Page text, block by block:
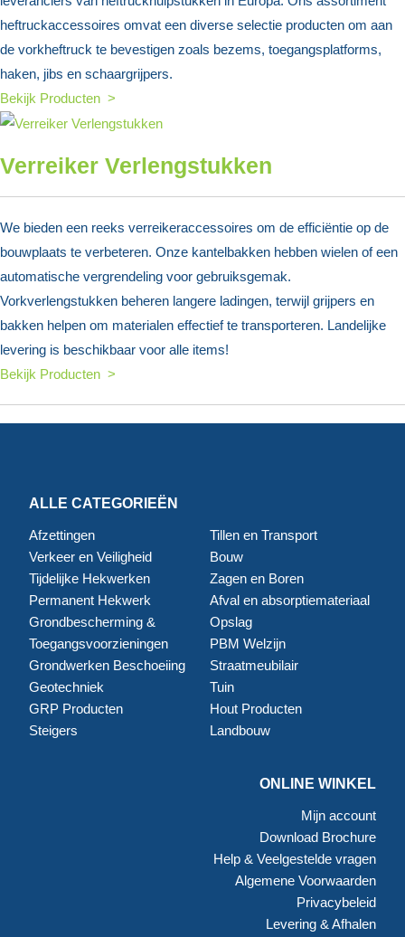
heftruckaccessoires omvat een diverse selectie producten om aan
de vorkheftruck te bevestigen zoals bezems, toegangsplatforms,
haken, jibs en schaargrijpers.
Bekijk Producten >
Verreiker Verlengstukken
We bieden een reeks verreikeraccessoires om de efficiëntie op de
bouwplaats te verbeteren. Onze kantelbakken hebben wielen of een
automatische vergrendeling voor gebruiksgemak.
Vorkverlengstukken beheren langere ladingen, terwijl grijpers en
bakken helpen om materialen effectief te transporteren. Landelijke
levering is beschikbaar voor alle items!
Bekijk Producten >
ALLE CATEGORIEËN
Afzettingen
Verkeer en Veiligheid
Tijdelijke Hekwerken
Permanent Hekwerk
Grondbescherming &
Toegangsvoorzieningen
Grondwerken Beschoeiing
Geotechniek
GRP Producten
Steigers
Tillen en Transport
Bouw
Zagen en Boren
Afval en absorptiemateriaal
Opslag
PBM Welzijn
Straatmeubilair
Tuin
Hout Producten
Landbouw
ONLINE WINKEL
Mijn account
Download Brochure
Help & Veelgestelde vragen
Algemene Voorwaarden
Privacybeleid
Levering & Afhalen